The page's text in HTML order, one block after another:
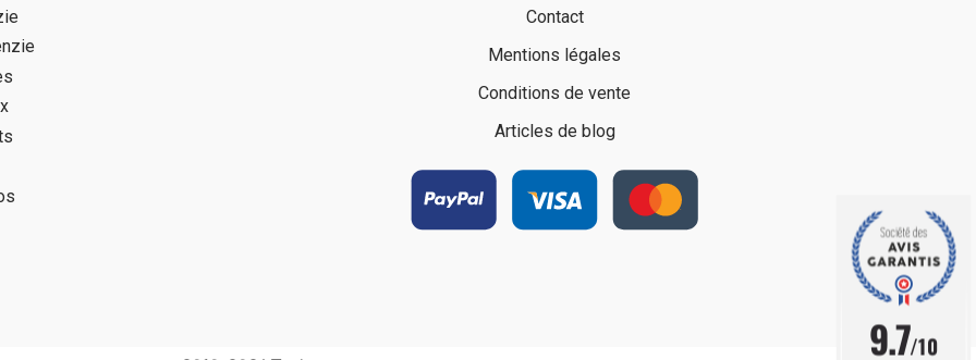
Contact
Mentions légales
Conditions de vente
Articles de blog
9.7/10